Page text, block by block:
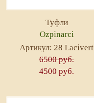
Туфли
Ozpinarci
Артикул: 28 Lacivert
6500 руб.
4500 руб.